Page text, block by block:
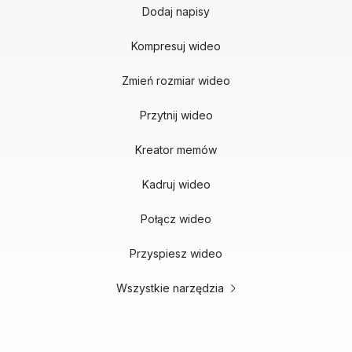
Dodaj napisy
Kompresuj wideo
Zmień rozmiar wideo
Przytnij wideo
Kreator memów
Kadruj wideo
Połącz wideo
Przyspiesz wideo
Wszystkie narzędzia